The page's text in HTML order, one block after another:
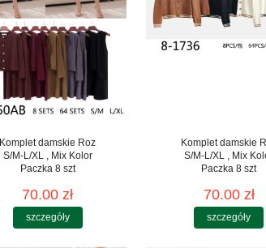
Komplet damskie Roz
S/M-L/XL , Mix Kolor
Paczka 8 szt
70.00 zł
szczegóły
Komplet damskie
S/M-L/XL , Mix
Paczka 8 szt
70.00 zł
szczegóły